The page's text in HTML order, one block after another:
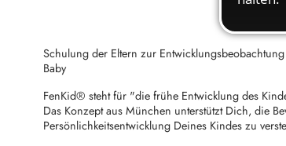
Schulung der Eltern zur
Baby
FenKid® steht für "die frühe Entwicklung des
Das Konzept aus München unterstützt Dich, die
Persönlichkeitsentwicklung Deines Kindes zu